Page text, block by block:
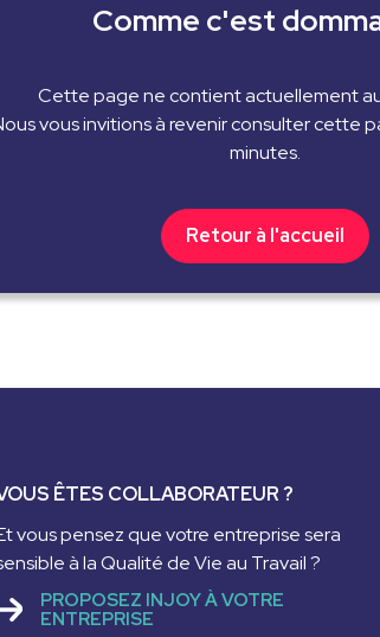
collaboratifs
Comme c'est
Cette page ne contient actuellement
vous invitions à revenir consulter cette
minutes.
Retour à l'accueil
ÊTES COLLABORATEUR ?
vous pensez que votre entreprise sera
à la Qualité de Vie au Travail ?
PROPOSEZ INJOY À VOTRE
ENTREPRISE